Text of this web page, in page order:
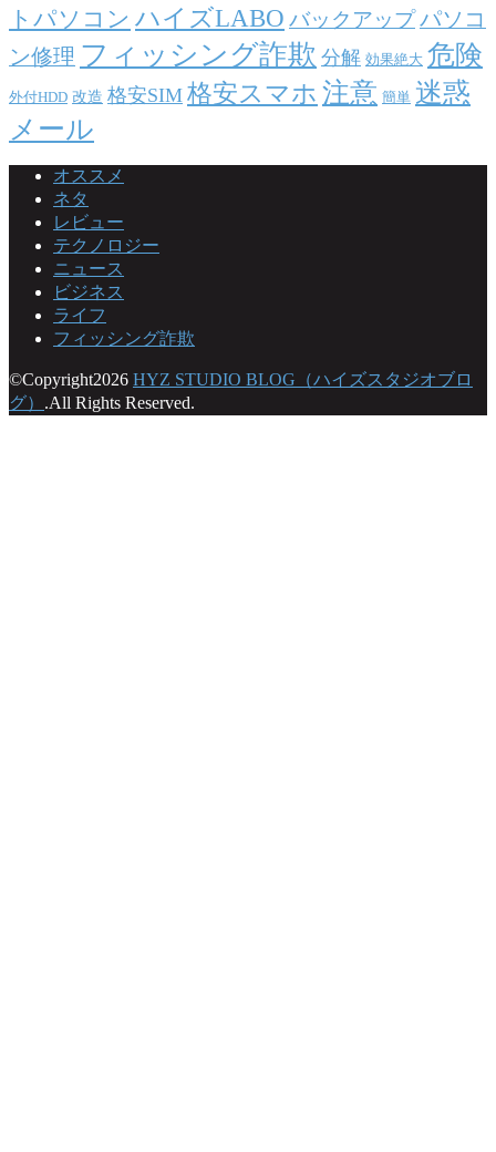
トパソコン ハイズLABO バックアップパソコ
ン修理 フィッシング詐欺 分解 効果絶大 危険
外付HDD 改造 格安SIM 格安スマホ 注意 簡単 迷惑
メール
オススメ
ネタ
レビュー
テクノロジー
ニュース
ビジネス
ライフ
フィッシング詐欺
©Copyright2026 HYZ STUDIO BLOG（ハイズスタジオブロ
グ） .All Rights Reserved.